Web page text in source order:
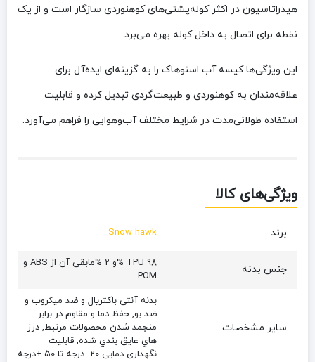
هیدراتاسیون در اکثر کوله‌پشتی‌های کوهنوردی سازگار است و از یک
نقطه برای اتصال به داخل کوله بهره می‌برد.
این ویژگی‌ها کیسه آب اسنوهاک را به گزینه‌ای ایده‌آل برای
علاقه‌مندان به کوهنوردی و طبیعت‌گردی تبدیل کرده و قابلیت
استفاده طولانی‌مدت در شرایط مختلف آب‌وهوایی را فراهم می‌آورد.
ویژگی‌های کالا
برند Snow hawk
جنس بدنه
TPU 98 %و 2 %مابقی آن از ABS و
POM
سایر مشخصات
بدنه آنتی باکتریال و ضد میکروب و
ضد بو, حفظ دما و مقاوم در برابر
منجمد شدن محصولات مرتبط, درز
هاي عایق بندي شده, قابلیت
نگهداری دمایی 20 -درجه تا 50 +درجه